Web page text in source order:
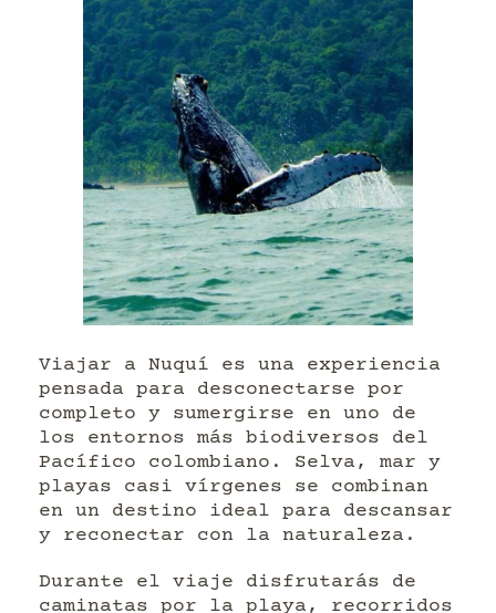
Viajar a Nuquí es una experiencia
pensada para desconectarse por
completo y sumergirse en uno de
los entornos más biodiversos del
Pacífico colombiano. Selva, mar y
playas casi vírgenes se combinan
en un destino ideal para descansar
y reconectar con la naturaleza.
Durante el viaje disfrutarás de
caminatas por la playa, recorridos